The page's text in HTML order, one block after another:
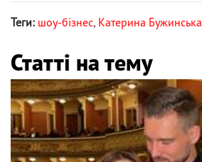
Теги: шоу-бізнес, Катерина Бужинська
Статті на тему